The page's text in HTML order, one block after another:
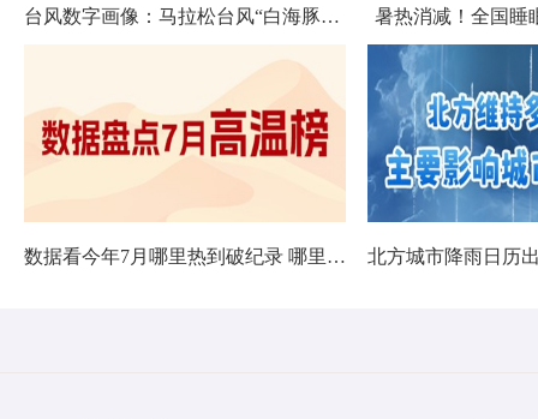
台风数字画像：马拉松台风“白海豚”将影响十余省份 暑热消减！全国睡
数据看今年7月哪里热到破纪录 哪里暑热连轴转